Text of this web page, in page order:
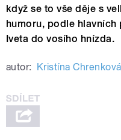
když se to vše děje s
humoru, podle
Iveta do vosího hnízda.
autor: Kristína Chrenková